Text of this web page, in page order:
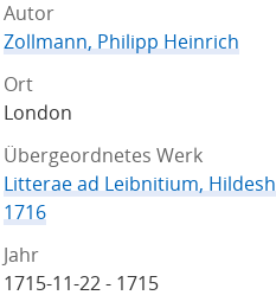
Autor
Zollmann, Philipp Heinrich
Ort
London
Übergeordnetes Werk
Litterae ad Leibnitium,
1716
Jahr
1715-11-22 - 1715